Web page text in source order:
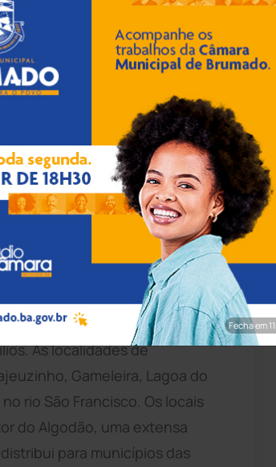
deGuanambi
passaram a
a um investimento da
de tubulação, estendendo a
As localidades de
Gameleira, Lagoa do
rio São Francisco. Os locais
do Algodão, uma extensa
para municípios das
Fecha em